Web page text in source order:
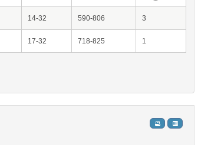
14-32 590-806 3
17-32 718-825 1